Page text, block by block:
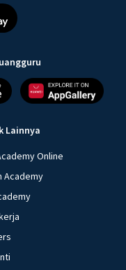
Lainnya
Online
Academy